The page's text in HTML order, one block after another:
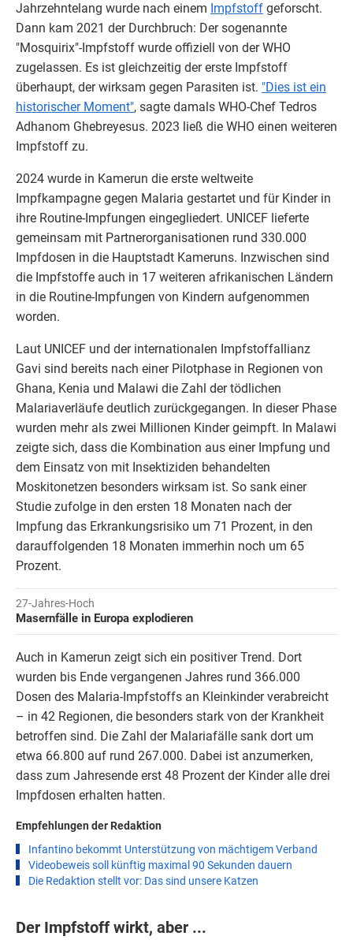
Jahrzehntelang wurde nach einem Impfstoff geforscht.
Dann kam 2021 der Durchbruch: Der sogenannte
"Mosquirix"-Impfstoff wurde offiziell von der WHO
zugelassen. Es ist gleichzeitig der erste Impfstoff
überhaupt, der wirksam gegen Parasiten ist. "Dies ist ein
historischer Moment", sagte damals WHO-Chef Tedros
Adhanom Ghebreyesus. 2023 ließ die WHO einen weiteren
Impfstoff zu.
2024 wurde in Kamerun die erste weltweite
Impfkampagne gegen Malaria gestartet und für Kinder in
ihre Routine-Impfungen eingegliedert. UNICEF lieferte
gemeinsam mit Partnerorganisationen rund 330.000
Impfdosen in die Hauptstadt Kameruns. Inzwischen sind
die Impfstoffe auch in 17 weiteren afrikanischen Ländern
in die Routine-Impfungen von Kindern aufgenommen
worden.
Laut UNICEF und der internationalen Impfstoffallianz
Gavi sind bereits nach einer Pilotphase in Regionen von
Ghana, Kenia und Malawi die Zahl der tödlichen
Malariaverläufe deutlich zurückgegangen. In dieser Phase
wurden mehr als zwei Millionen Kinder geimpft. In Malawi
zeigte sich, dass die Kombination aus einer Impfung und
dem Einsatz von mit Insektiziden behandelten
Moskitonetzen besonders wirksam ist. So sank einer
Studie zufolge in den ersten 18 Monaten nach der
Impfung das Erkrankungsrisiko um 71 Prozent, in den
darauffolgenden 18 Monaten immerhin noch um 65
Prozent.
27-Jahres-Hoch
Masernfälle in Europa explodieren
Auch in Kamerun zeigt sich ein positiver Trend. Dort
wurden bis Ende vergangenen Jahres rund 366.000
Dosen des Malaria-Impfstoffs an Kleinkinder verabreicht
– in 42 Regionen, die besonders stark von der Krankheit
betroffen sind. Die Zahl der Malariafälle sank dort um
etwa 66.800 auf rund 267.000. Dabei ist anzumerken,
dass zum Jahresende erst 48 Prozent der Kinder alle drei
Impfdosen erhalten hatten.
Empfehlungen der Redaktion
Infantino bekommt Unterstützung von mächtigem Verband
Videobeweis soll künftig maximal 90 Sekunden dauern
Die Redaktion stellt vor: Das sind unsere Katzen
Der Impfstoff wirkt, aber ...